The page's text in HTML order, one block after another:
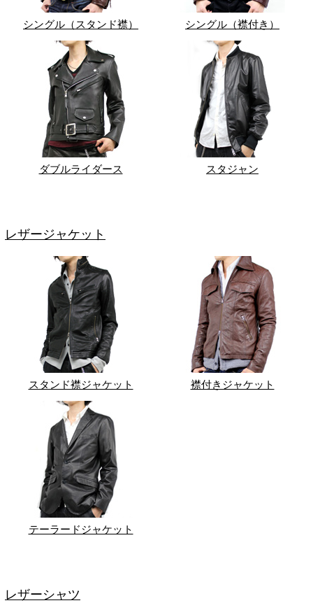
シングル（スタンド襟） シングル（襟付き）
ダブルライダース スタジャン
レザージャケット
スタンド襟ジャケット 襟付きジャケット
テーラードジャケット
レザーシャツ